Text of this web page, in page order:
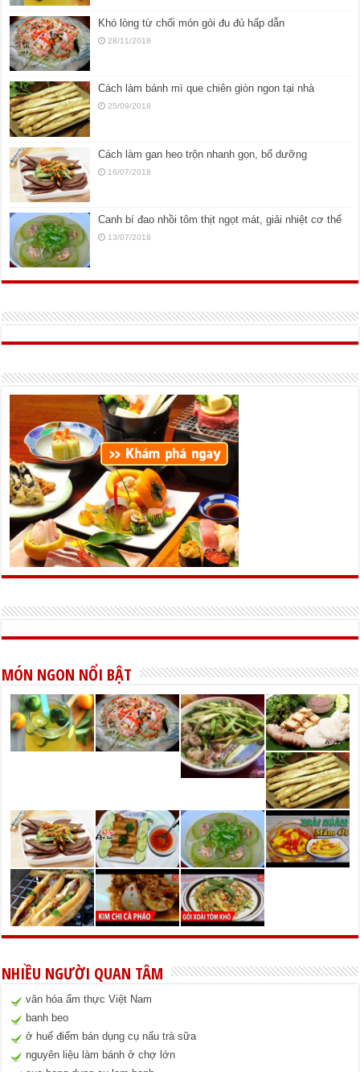
Khó lòng từ chối món gỏi đu đủ hấp dẫn
28/11/2018
Cách làm bánh mì que chiên giòn ngon tại nhà
25/09/2018
Cách làm gan heo trộn nhanh gọn, bổ dưỡng
16/07/2018
Canh bí đao nhồi tôm thịt ngọt mát, giải nhiệt cơ thể
13/07/2018
MÓN NGON NỔI BẬT
NHIỀU NGƯỜI QUAN TÂM
văn hóa ẩm thực Việt Nam
banh beo
ở huế điểm bán dụng cụ nấu trà sữa
nguyên liệu làm bánh ở chợ lớn